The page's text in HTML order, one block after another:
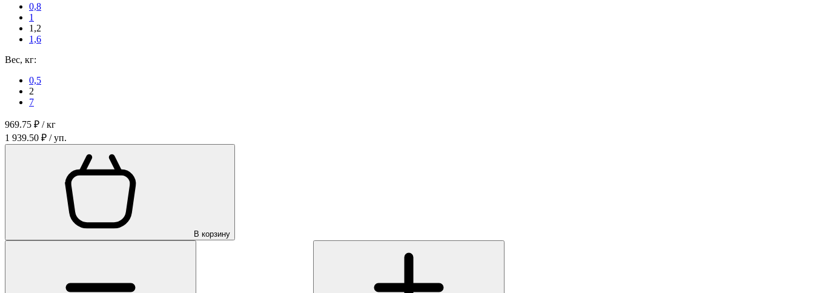
0,8
1
1,2
1,6
Вес, кг:
0,5
2
7
969.75 ₽ / кг
1 939.50 ₽ / уп.
В корзину